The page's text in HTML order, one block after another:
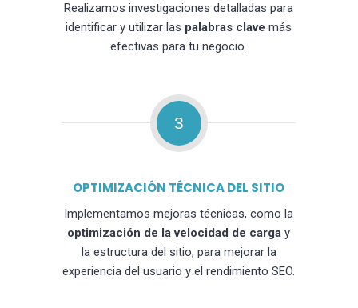
Realizamos investigaciones detalladas para
identificar y utilizar las palabras clave más
efectivas para tu negocio.
3
OPTIMIZACIÓN TÉCNICA DEL SITIO
Implementamos mejoras técnicas, como la
optimización de la velocidad de carga y
la estructura del sitio, para mejorar la
experiencia del usuario y el rendimiento SEO.